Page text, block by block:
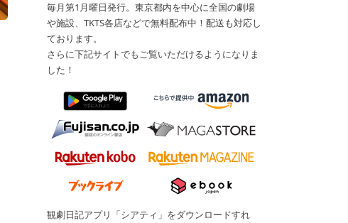
毎月第1月曜日発行。東京都内を中心に全国の劇場
や施設、TKTS各店などで無料配布中！配送も対応し
ております。
さらに下記サイトでもご覧いただけるようになりま
した！
観劇日記アプリ「シアティ」をダウンロードすれ